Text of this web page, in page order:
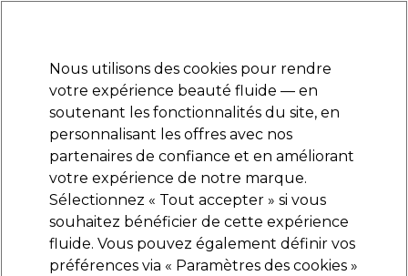
Se connecter
Marques Bons plans Coiffure Electro et Matériel
Livraison et délais
lire la suite
SKINTRUTH Spray Revitalisant Pour Les Pieds
250ml
Nous utilisons des cookies pour rendre
votre expérience beauté fluide — en
soutenant les fonctionnalités du site, en
personnalisant les offres avec nos
partenaires de confiance et en améliorant
votre expérience de notre marque.
Sélectionnez « Tout accepter » si vous
souhaitez bénéficier de cette expérience
fluide. Vous pouvez également définir vos
préférences via « Paramètres des cookies »